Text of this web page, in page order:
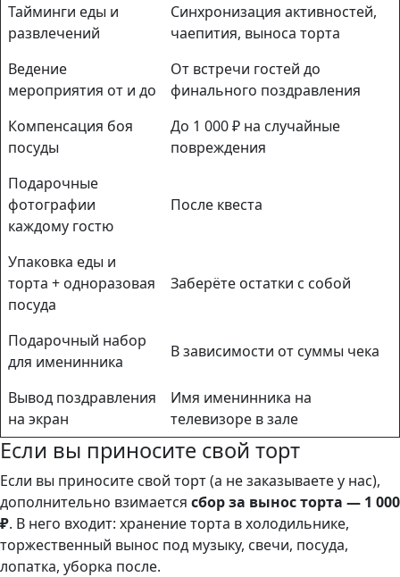
Тайминги еды и
развлечений
Синхронизация активностей,
чаепития, выноса торта
Ведение
мероприятия от и до
От встречи гостей до
финального поздравления
Компенсация боя
посуды
До 1 000 ₽ на случайные
повреждения
Подарочные
фотографии
каждому гостю
После квеста
Упаковка еды и
торта + одноразовая
посуда
Заберёте остатки с собой
Подарочный набор
для именинника
В зависимости от суммы чека
Вывод поздравления
на экран
Имя именинника на
телевизоре в зале
Если вы приносите свой торт
Если вы приносите свой торт (а не заказываете у нас),
дополнительно взимается сбор за вынос торта — 1 000
₽. В него входит: хранение торта в холодильнике,
торжественный вынос под музыку, свечи, посуда,
лопатка, уборка после.